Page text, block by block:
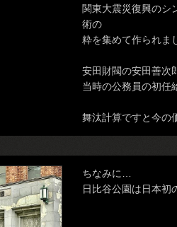
関東大震災復興のシ
術の
粋を集めて作られま
安田財閥の安田善次
当時の公務員の初任
舞汰計算ですと今の
ちなみに…
日比谷公園は日本初